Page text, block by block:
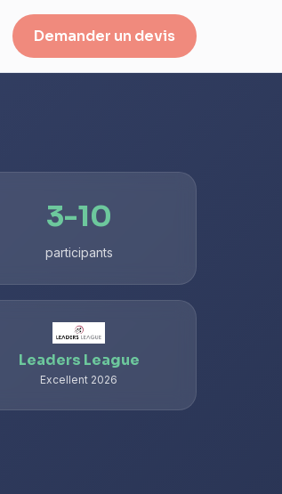
Demander un devis
3-10
participants
Leaders League
Excellent 2026